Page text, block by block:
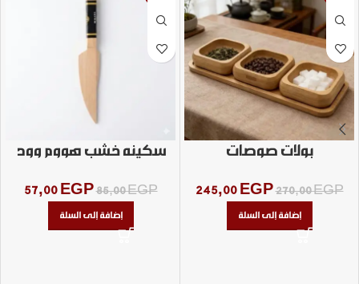
بولات صوصات
270,00EGP
245,00 EGP
إضافة إلى السلة
سكينه خشب هووم وود
85,00EGP
57,00 EGP
إضافة إلى السلة